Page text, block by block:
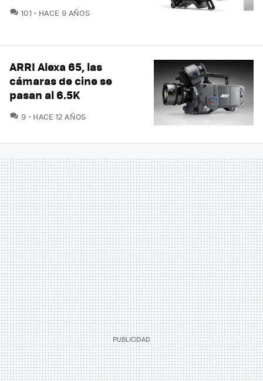
101 COMENTARIOS
HACE 9 AÑOS
ARRI Alexa 65, las
cámaras de cine se
pasan al 6.5K
9 COMENTARIOS
HACE 12 AÑOS